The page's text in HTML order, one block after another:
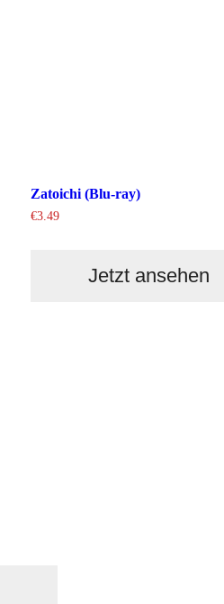
Zatoichi (Blu-ray)
€3.49
Jetzt ansehen